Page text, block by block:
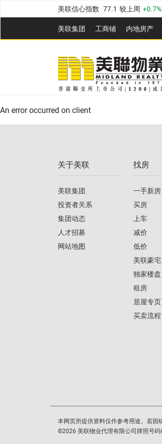
美联信心指数 77.1 较上周 0.7%
全港指数 149.1 较上周 0% 较上
港岛指数 157.4 较上周 -0.3% 较
九龙指数 156.4 较上周 -0.1% 较
新界指数 134.8 较上周 0.1% 较
美联信心指数 77.1 较上周 0.7%
美联集团 工商铺 内地房产
全港指数 149.1 较上周 0% 较上
美联信心指数 较上周 0.7%
An error occurred on client
关于美联
美联集团
投资者关系
集团动态
人才招募
网站地图
找房
一手新房
买房
上车
减价
低价
美联豪宅
独家楼盘
租房
居屋专页
买卖流程
本网页所提供资料仅作参考用途。若因
©2026 美联物业代理有限公司牌照号